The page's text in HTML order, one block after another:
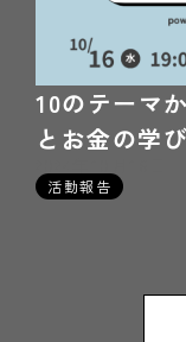
10のテーマ
とお金の学
活動報告